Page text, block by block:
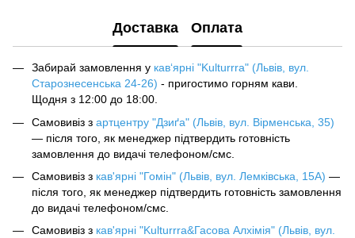
Доставка Оплата
Забирай замовлення у кав‘ярні "Kulturrra" (Львів, вул.
Старознесенська 24-26) - пригостимо горням кави.
Щодня з 12:00 до 18:00.
Самовивіз з артцентру "Дзиґа" (Львів, вул. Вірменська, 35)
— після того, як менеджер підтвердить готовність
замовлення до видачі телефоном/смс.
Самовивіз з кав'ярні "Гомін" (Львів, вул. Лемківська, 15А) —
після того, як менеджер підтвердить готовність замовлення
до видачі телефоном/смс.
Самовивіз з кав'ярні "Kulturrra&Гасова Алхімія" (Львів, вул.